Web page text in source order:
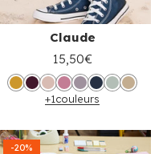
Claude
15,50€
+1couleurs
-20%